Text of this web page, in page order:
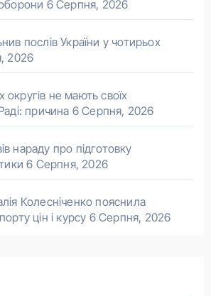
6 Серпня, 2026
послів України у чотирьох
2026
не мають своїх
причина 6 Серпня, 2026
нараду про підготовку
6 Серпня, 2026
Колесніченко пояснила
цін і курсу 6 Серпня, 2026